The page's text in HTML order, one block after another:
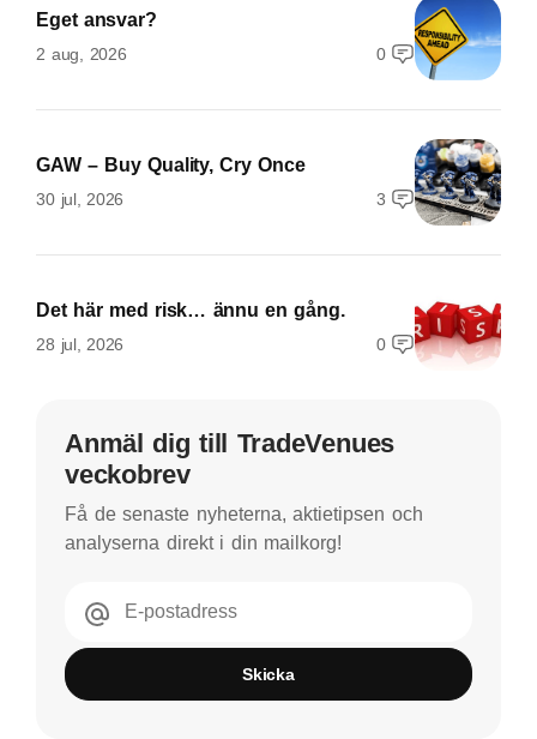
Eget ansvar?
2 aug, 2026 0
GAW – Buy Quality, Cry Once
30 jul, 2026 3
Det här med risk… ännu en gång.
28 jul, 2026 0
Anmäl dig till TradeVenues
veckobrev
Få de senaste nyheterna, aktietipsen och
analyserna direkt i din mailkorg!
E-postadress
Skicka